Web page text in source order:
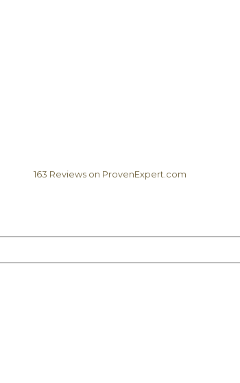
163 Reviews on ProvenExpert.com